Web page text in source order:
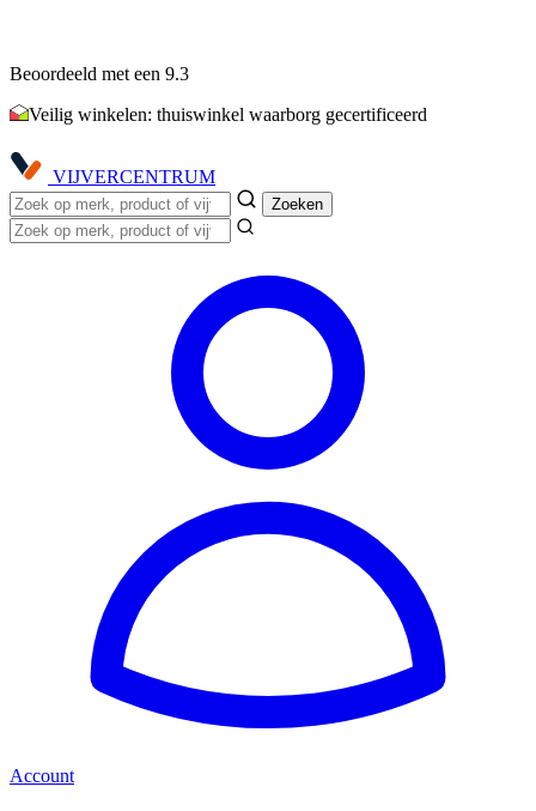
Beoordeeld met een 9.3
Veilig winkelen: thuiswinkel waarborg gecertificeerd
VIJVERCENTRUM
Zoeken
Account